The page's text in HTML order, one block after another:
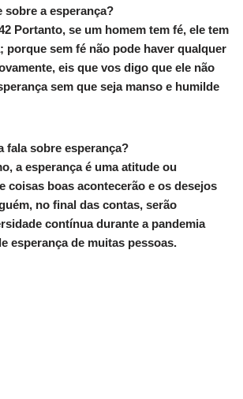
sobre a esperança?
Portanto, se um homem tem fé, ele tem
porque sem fé não pode haver qualquer
eis que vos digo que ele não
sem que seja manso e humilde
fala sobre esperança?
a esperança é uma atitude ou
coisas boas acontecerão e os desejos
no final das contas, serão
contínua durante a pandemia
esperança de muitas pessoas.